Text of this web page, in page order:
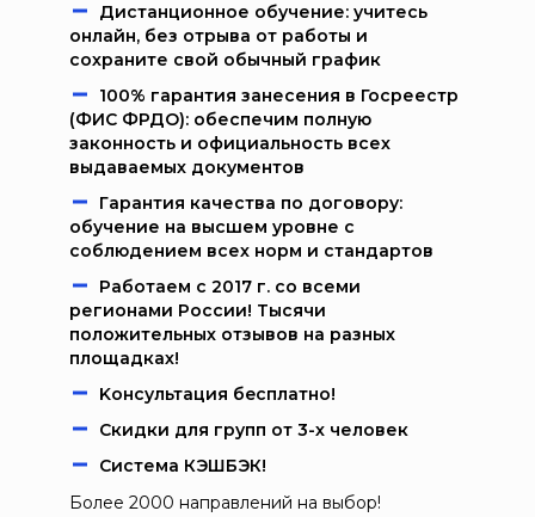
Дистанционное обучение: учитесь
онлайн, без отрыва от работы и
сохраните свой обычный график
100% гарантия занесения в Госреестр
(ФИС ФРДО): обеспечим полную
законность и официальность всех
выдаваемых документов
Гарантия качества по договору:
обучение на высшем уровне с
соблюдением всех норм и стандартов
Работаем c 2017 г. со всеми
регионами России! Тысячи
положительных отзывов на разных
площадках!
Kонcультация бecплaтно!
Скидки для групп от 3-х человек
Система КЭШБЭК!
Более 2000 направлений на выбор!